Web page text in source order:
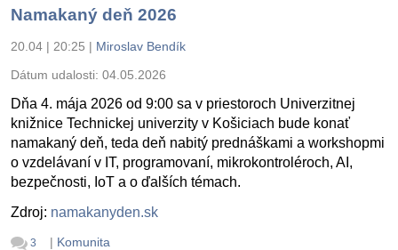
Namakaný deň 2026
20.04 | 20:25 | Miroslav Bendík
Dátum udalosti: 04.05.2026
Dňa 4. mája 2026 od 9:00 sa v priestoroch Univerzitnej
knižnice Technickej univerzity v Košiciach bude konať
namakaný deň, teda deň nabitý prednáškami a workshopmi
o vzdelávaní v IT, programovaní, mikrokontroléroch, AI,
bezpečnosti, IoT a o ďalších témach.
Zdroj: namakanyden.sk
3 | Komunita